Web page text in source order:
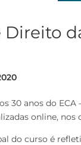
Direito
30 anos do
online, nos
do curso é